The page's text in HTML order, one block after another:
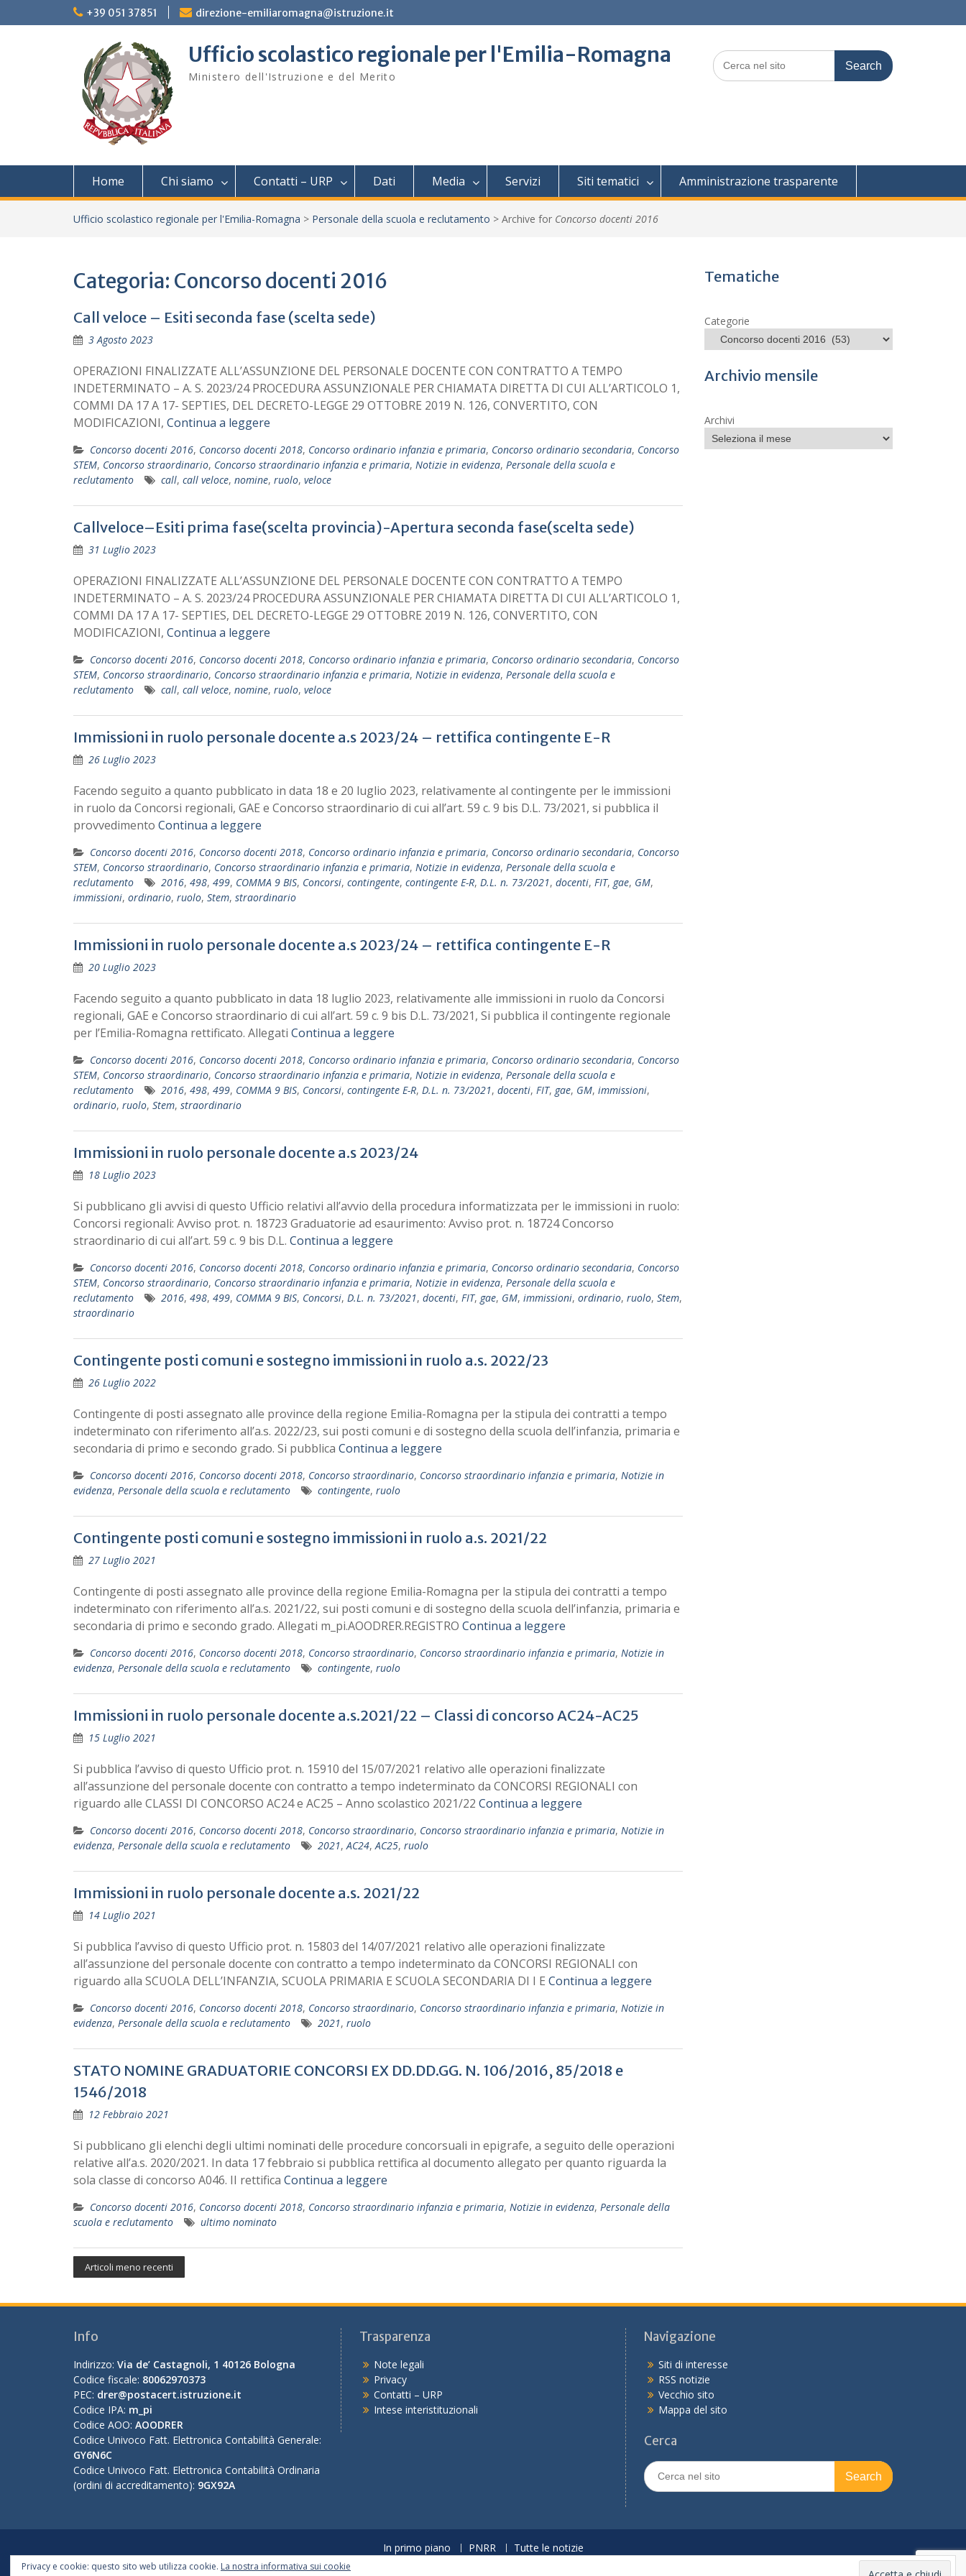
to
+39 051 37851 direzione-emiliaromagna@istruzione.it
Ufficio scolastico regionale per l'Emilia-Romagna
Ministero dell'Istruzione e del Merito
Search
for:
Home Chi siamo Contatti – URP Dati Media Servizi Siti tematici Amministrazione trasparente
Ufficio scolastico regionale per l'Emilia-Romagna > Personale della scuola e reclutamento > Archive for Concorso docenti 2016
Categoria: Concorso docenti 2016
Call veloce – Esiti seconda fase (scelta sede)
3 Agosto 2023
OPERAZIONI FINALIZZATE ALL’ASSUNZIONE DEL PERSONALE DOCENTE CON CONTRATTO A TEMPO
INDETERMINATO – A. S. 2023/24 PROCEDURA ASSUNZIONALE PER CHIAMATA DIRETTA DI CUI ALL’ARTICOLO 1,
COMMI DA 17 A 17- SEPTIES, DEL DECRETO-LEGGE 29 OTTOBRE 2019 N. 126, CONVERTITO, CON
MODIFICAZIONI, Continua a leggere
Concorso docenti 2016, Concorso docenti 2018, Concorso ordinario infanzia e primaria, Concorso ordinario secondaria, Concorso
STEM, Concorso straordinario, Concorso straordinario infanzia e primaria, Notizie in evidenza, Personale della scuola e
reclutamento
call, call veloce, nomine, ruolo, veloce
Callveloce–Esiti prima fase(scelta provincia)-Apertura seconda fase(scelta sede)
31 Luglio 2023
OPERAZIONI FINALIZZATE ALL’ASSUNZIONE DEL PERSONALE DOCENTE CON CONTRATTO A TEMPO
INDETERMINATO – A. S. 2023/24 PROCEDURA ASSUNZIONALE PER CHIAMATA DIRETTA DI CUI ALL’ARTICOLO 1,
COMMI DA 17 A 17- SEPTIES, DEL DECRETO-LEGGE 29 OTTOBRE 2019 N. 126, CONVERTITO, CON
MODIFICAZIONI, Continua a leggere
Concorso docenti 2016, Concorso docenti 2018, Concorso ordinario infanzia e primaria, Concorso ordinario secondaria, Concorso
STEM, Concorso straordinario, Concorso straordinario infanzia e primaria, Notizie in evidenza, Personale della scuola e
reclutamento
call, call veloce, nomine, ruolo, veloce
Immissioni in ruolo personale docente a.s 2023/24 – rettifica contingente E-R
26 Luglio 2023
Facendo seguito a quanto pubblicato in data 18 e 20 luglio 2023, relativamente al contingente per le immissioni
in ruolo da Concorsi regionali, GAE e Concorso straordinario di cui all’art. 59 c. 9 bis D.L. 73/2021, si pubblica il
provvedimento Continua a leggere
Concorso docenti 2016, Concorso docenti 2018, Concorso ordinario infanzia e primaria, Concorso ordinario secondaria, Concorso
STEM, Concorso straordinario, Concorso straordinario infanzia e primaria, Notizie in evidenza, Personale della scuola e
reclutamento
2016, 498, 499, COMMA 9 BIS, Concorsi, contingente, contingente E-R, D.L. n. 73/2021, docenti, FIT, gae, GM,
immissioni, ordinario, ruolo, Stem, straordinario
Immissioni in ruolo personale docente a.s 2023/24 – rettifica contingente E-R
20 Luglio 2023
Facendo seguito a quanto pubblicato in data 18 luglio 2023, relativamente alle immissioni in ruolo da Concorsi
regionali, GAE e Concorso straordinario di cui all’art. 59 c. 9 bis D.L. 73/2021, Si pubblica il contingente regionale
per l’Emilia-Romagna rettificato. Allegati Continua a leggere
Concorso docenti 2016, Concorso docenti 2018, Concorso ordinario infanzia e primaria, Concorso ordinario secondaria, Concorso
STEM, Concorso straordinario, Concorso straordinario infanzia e primaria, Notizie in evidenza, Personale della scuola e
reclutamento
2016, 498, 499, COMMA 9 BIS, Concorsi, contingente E-R, D.L. n. 73/2021, docenti, FIT, gae, GM, immissioni,
ordinario, ruolo, Stem, straordinario
Immissioni in ruolo personale docente a.s 2023/24
18 Luglio 2023
Si pubblicano gli avvisi di questo Ufficio relativi all’avvio della procedura informatizzata per le immissioni in ruolo:
Concorsi regionali: Avviso prot. n. 18723 Graduatorie ad esaurimento: Avviso prot. n. 18724 Concorso
straordinario di cui all’art. 59 c. 9 bis D.L. Continua a leggere
Concorso docenti 2016, Concorso docenti 2018, Concorso ordinario infanzia e primaria, Concorso ordinario secondaria, Concorso
STEM, Concorso straordinario, Concorso straordinario infanzia e primaria, Notizie in evidenza, Personale della scuola e
reclutamento
2016, 498, 499, COMMA 9 BIS, Concorsi, D.L. n. 73/2021, docenti, FIT, gae, GM, immissioni, ordinario, ruolo, Stem,
straordinario
Contingente posti comuni e sostegno immissioni in ruolo a.s. 2022/23
26 Luglio 2022
Contingente di posti assegnato alle province della regione Emilia-Romagna per la stipula dei contratti a tempo
indeterminato con riferimento all’a.s. 2022/23, sui posti comuni e di sostegno della scuola dell’infanzia, primaria e
secondaria di primo e secondo grado. Si pubblica Continua a leggere
Concorso docenti 2016, Concorso docenti 2018, Concorso straordinario, Concorso straordinario infanzia e primaria, Notizie in
evidenza, Personale della scuola e reclutamento contingente, ruolo
Contingente posti comuni e sostegno immissioni in ruolo a.s. 2021/22
27 Luglio 2021
Contingente di posti assegnato alle province della regione Emilia-Romagna per la stipula dei contratti a tempo
indeterminato con riferimento all’a.s. 2021/22, sui posti comuni e di sostegno della scuola dell’infanzia, primaria e
secondaria di primo e secondo grado. Allegati m_pi.AOODRER.REGISTRO Continua a leggere
Concorso docenti 2016, Concorso docenti 2018, Concorso straordinario, Concorso straordinario infanzia e primaria, Notizie in
evidenza, Personale della scuola e reclutamento contingente, ruolo
Immissioni in ruolo personale docente a.s.2021/22 – Classi di concorso AC24-AC25
15 Luglio 2021
Si pubblica l’avviso di questo Ufficio prot. n. 15910 del 15/07/2021 relativo alle operazioni finalizzate
all’assunzione del personale docente con contratto a tempo indeterminato da CONCORSI REGIONALI con
riguardo alle CLASSI DI CONCORSO AC24 e AC25 – Anno scolastico 2021/22 Continua a leggere
Concorso docenti 2016, Concorso docenti 2018, Concorso straordinario, Concorso straordinario infanzia e primaria, Notizie in
evidenza, Personale della scuola e reclutamento 2021,AC24,AC25, ruolo
Immissioni in ruolo personale docente a.s. 2021/22
14 Luglio 2021
Si pubblica l’avviso di questo Ufficio prot. n. 15803 del 14/07/2021 relativo alle operazioni finalizzate
all’assunzione del personale docente con contratto a tempo indeterminato da CONCORSI REGIONALI con
riguardo alla SCUOLA DELL’INFANZIA, SCUOLA PRIMARIA E SCUOLA SECONDARIA DI I E Continua a leggere
Concorso docenti 2016, Concorso docenti 2018, Concorso straordinario, Concorso straordinario infanzia e primaria, Notizie in
evidenza, Personale della scuola e reclutamento 2021, ruolo
STATO NOMINE GRADUATORIE CONCORSI EX DD.DD.GG. N. 106/2016, 85/2018 e
1546/2018
12 Febbraio 2021
Si pubblicano gli elenchi degli ultimi nominati delle procedure concorsuali in epigrafe, a seguito delle operazioni
relative all’a.s. 2020/2021. In data 17 febbraio si pubblica rettifica al documento allegato per quanto riguarda la
sola classe di concorso A046. II rettifica Continua a leggere
Concorso docenti 2016, Concorso docenti 2018, Concorso straordinario infanzia e primaria, Notizie in evidenza, Personale della
scuola e reclutamento
ultimo nominato
Articoli meno recenti
Tematiche
Categorie
Archivio mensile
Archivi
Info
Indirizzo: Via de’ Castagnoli, 1 40126 Bologna
Codice fiscale: 80062970373
PEC: drer@postacert.istruzione.it
Codice IPA: m_pi
Codice AOO: AOODRER
Codice Univoco Fatt. Elettronica Contabilità Generale:
GY6N6C
Codice Univoco Fatt. Elettronica Contabilità Ordinaria
(ordini di accreditamento): 9GX92A
Trasparenza
Note legali
Privacy
Contatti – URP
Intese interistituzionali
Navigazione
Siti di interesse
RSS notizie
Vecchio sito
Mappa del sito
Cerca
Search
for:
In primo piano PNRR
Tutte le notizie
Copyright © 2026
Privacy e cookie: questo sito web utilizza cookie. La nostra informativa sui cookie